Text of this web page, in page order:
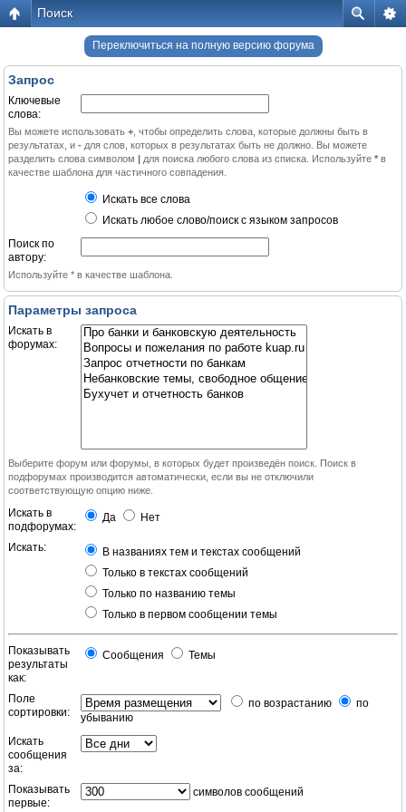
Поиск
Переключиться на полную версию форума
Запрос
Ключевые
слова:
Вы можете использовать + , чтобы определить слова, которые должны быть в
результатах, и - для слов, которых в результатах быть не должно. Вы можете
разделить слова символом | для поиска любого слова из списка. Используйте * в
качестве шаблона для частичного совпадения.
Искать все слова
Искать любое слово/поиск с языком запросов
Поиск по
автору:
Используйте * в качестве шаблона.
Параметры запроса
Искать в
форумах:
Выберите форум или форумы, в которых будет произведён поиск. Поиск в
подфорумах производится автоматически, если вы не отключили
соответствующую опцию ниже.
Искать в
подфорумах:
Да Нет
Искать:
В названиях тем и текстах сообщений
Только в текстах сообщений
Только по названию темы
Только в первом сообщении темы
Показывать
результаты
как:
Сообщения Темы
Поле
сортировки:
по возрастанию
по
убыванию
Искать
сообщения
за:
Показывать
первые:
символов сообщений